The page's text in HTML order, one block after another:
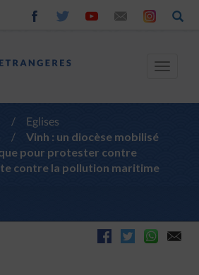
Toggle
/
Eglises
/
Vinh : un diocèse mobilisé
pour protester contre
contre la pollution maritime